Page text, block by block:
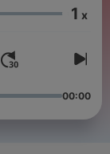
1 x
00:00